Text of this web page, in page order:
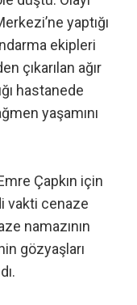
yaptığı
ekipleri
çıkarılan ağır
hastanede
yaşamını
Çapkın için
vakti cenaze
namazının
gözyaşları